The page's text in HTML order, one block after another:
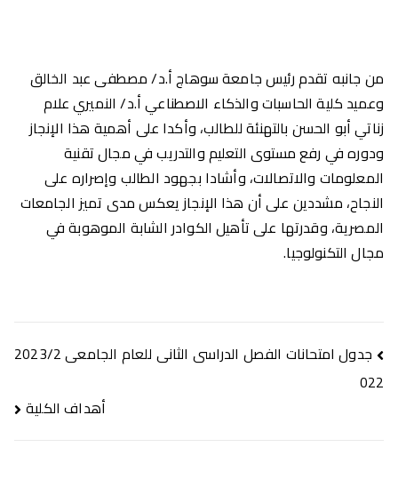
من جانبه تقدم رئيس جامعة سوهاج أ.د/ مصطفى عبد الخالق
وعميد كلية الحاسبات والذكاء الاصطناعي أ.د/ النميري علام
زناتي أبو الحسن بالتهنئة للطالب، وأكدا على أهمية هذا الإنجاز
ودوره في رفع مستوى التعليم والتدريب في مجال تقنية
المعلومات والاتصالات، وأشادا بجهود الطالب وإصراره على
النجاح، مشددين على أن هذا الإنجاز يعكس مدى تميز الجامعات
المصرية، وقدرتها على تأهيل الكوادر الشابة الموهوبة في
مجال التكنولوجيا.
تصفّح
المقالات
جدول امتحانات الفصل الدراسى الثانى للعام الجامعى 2023/2
022
أهداف الكلية